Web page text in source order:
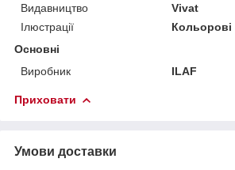
Видавництво
Vivat
Ілюстрації
Кольорові
Основні
Виробник
ILAF
Приховати
Умови доставки